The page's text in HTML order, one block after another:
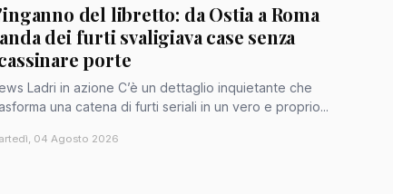
del libretto: da Ostia a Roma
dei furti svaligiava case senza
porte
C’è un dettaglio inquietante che
una catena di furti seriali in un vero e proprio...
04 Agosto 2026